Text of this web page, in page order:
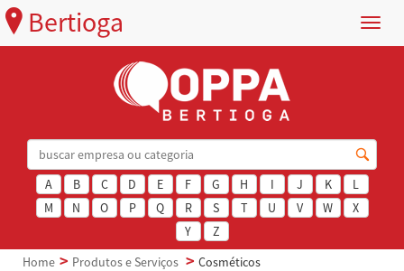
Menu
Bertioga
A B C D E F G H I J K
L
M
N O P Q R S T U V W
X
Y
Z
Home
Produtos e Serviços Cosméticos